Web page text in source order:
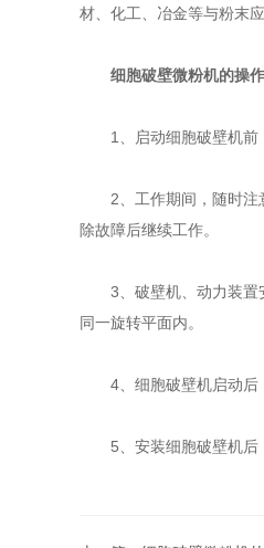
材、化工、冶金等与粉末
细胞破壁微粉机的操
1、启动细胞破壁机前，
2、工作期间，随时注意
除故障后继续工作。
3、破壁机、动力装置安
同一旋转平面内。
4、细胞破壁机启动后，
5、安装细胞破壁机后，